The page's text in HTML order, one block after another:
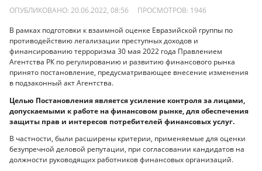
ОПУБЛИКОВАНО: 20.06.2022, 08:56 ПРОСМОТРОВ: 1946
В рамках подготовки к взаимной оценке Евразийской группы по
противодействию легализации преступных доходов и
финансированию терроризма 30 мая 2022 года Правлением
Агентства РК по регулированию и развитию финансового рынка
принято постановление, предусматривающее внесение изменения
в подзаконный акт Агентства.
Целью Постановления является усиление контроля за лицами,
допускаемыми к работе на финансовом рынке, для обеспечения
защиты прав и интересов потребителей финансовых услуг.
В частности, были расширены критерии, применяемые для оценки
безупречной деловой репутации, при согласовании кандидатов на
должности руководящих работников финансовых организаций.